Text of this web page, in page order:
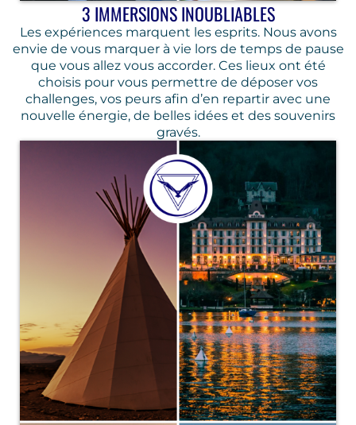
3 IMMERSIONS INOUBLIABLES
Les expériences marquent les esprits. Nous avons
envie de vous marquer à vie lors de temps de pause
que vous allez vous accorder. Ces lieux ont été
choisis pour vous permettre de déposer vos
challenges, vos peurs afin d’en repartir avec une
nouvelle énergie, de belles idées et des souvenirs
gravés.